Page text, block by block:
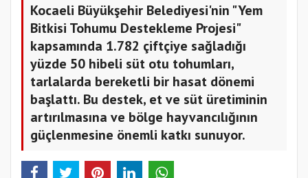
Kocaeli Büyükşehir Belediyesi'nin "Yem
Bitkisi Tohumu Destekleme Projesi"
kapsamında 1.782 çiftçiye sağladığı
yüzde 50 hibeli süt otu tohumları,
tarlalarda bereketli bir hasat dönemi
başlattı. Bu destek, et ve süt üretiminin
artırılmasına ve bölge hayvancılığının
güçlenmesine önemli katkı sunuyor.